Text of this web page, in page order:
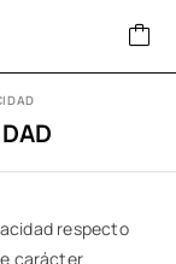
respecto
carácter